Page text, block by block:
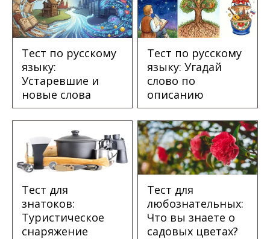
Тест по русскому
языку:
Устаревшие и
новые слова
Тест по русскому
языку: Угадай
слово по
описанию
Тест для
знатоков:
Туристическое
снаряжение
Тест для
любознательных:
Что вы знаете о
садовых цветах?